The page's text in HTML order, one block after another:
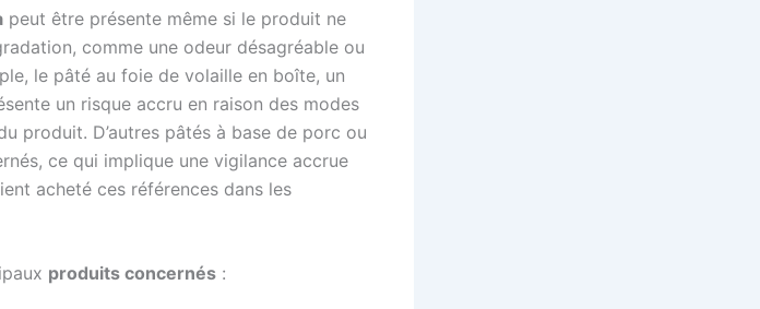
peut être présente même si le produit ne
comme une odeur désagréable ou
le pâté au foie de volaille en boîte, un
un risque accru en raison des modes
produit. D’autres pâtés à base de porc ou
ce qui implique une vigilance accrue
acheté ces références dans les
produits concernés :